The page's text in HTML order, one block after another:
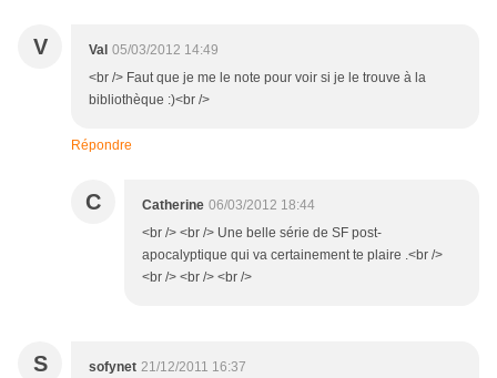
V Val 05/03/2012 14:49
<br /> Faut que je me le note pour voir si je le trouve à la
bibliothèque :)<br />
Répondre
C Catherine 06/03/2012 18:44
<br /> <br /> Une belle série de SF post-
apocalyptique qui va certainement te plaire .<br />
<br /> <br /> <br />
S sofynet 21/12/2011 16:37